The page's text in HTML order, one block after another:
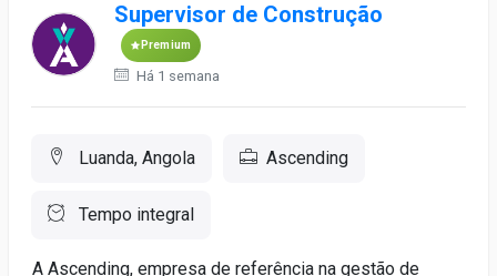
Supervisor de Construção
Premium
Há 1 semana
Luanda, Angola Ascending
Tempo integral
A Ascending, empresa de referência na gestão de